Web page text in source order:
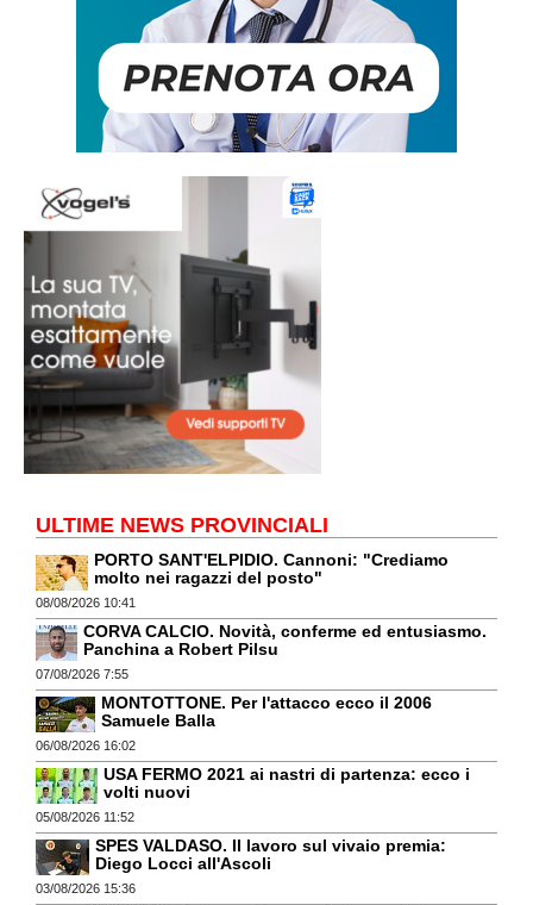
ULTIME NEWS PROVINCIALI
PORTO SANT'ELPIDIO. Cannoni: "Crediamo
molto nei ragazzi del posto"
08/08/2026 10:41
CORVA CALCIO. Novità, conferme ed entusiasmo.
Panchina a Robert Pilsu
07/08/2026 7:55
MONTOTTONE. Per l'attacco ecco il 2006
Samuele Balla
06/08/2026 16:02
USA FERMO 2021 ai nastri di partenza: ecco i
volti nuovi
05/08/2026 11:52
SPES VALDASO. Il lavoro sul vivaio premia:
Diego Locci all'Ascoli
03/08/2026 15:36